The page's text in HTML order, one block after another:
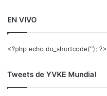
EN VIVO
<?php echo do_shortcode(‘‘); ?>
Tweets de YVKE Mundial